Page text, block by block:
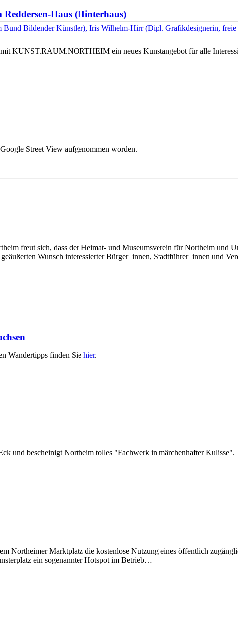
Haus (Hinterhaus)
KUNST.RAUM.NORTHEIM ein neues Kunstangebot für alle
Street View aufgenommen worden.
freut sich, dass der Heimat- und Museumsverein für Northeim und
Wunsch interessierter Bürger_innen, Stadtführer_innen und
Wandertipps finden Sie hier.
und bescheinigt Northeim tolles "Fachwerk in märchenhafter Kulisse".
Northeimer Marktplatz die kostenlose Nutzung eines öffentlich
ein sogenannter Hotspot im Betrieb…